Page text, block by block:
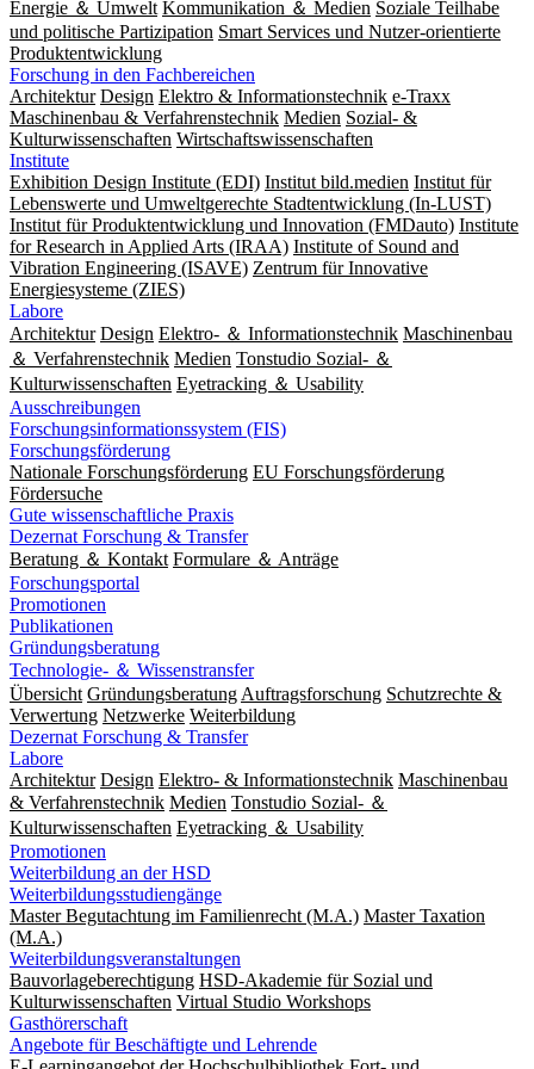
Energie ＆ Umwelt Kommunikation ＆ Medien Soziale Teilhabe
und politische Partizipation Smart Services und Nutzer-orientierte
Produktentwicklung
Forschung in den Fachbereichen
Architektur Design Elektro & Informationstechnik e-Traxx
Maschinenbau & Verfahrenstechnik Medien Sozial- &
Kulturwissenschaften Wirtschaftswissenschaften
Institute
Exhibition Design Institute (EDI) Institut bild.medien Institut für
Lebenswerte und Umweltgerechte Stadtentwicklung (In-LUST)
Institut für Produktentwicklung und Innovation (FMDauto) Institute
for Research in Applied Arts (IRAA) Institute of Sound and
Vibration Engineering (ISAVE) Zentrum für Innovative
Energiesysteme (ZIES)
Labore
Architektur Design Elektro- ＆ Informationstechnik Maschinenbau
＆ Verfahrenstechnik Medien Tonstudio Sozial- ＆
Kulturwissenschaften Eyetracking ＆ Usability
Ausschreibungen
Forschungsinformationssystem (FIS)
Forschungsförderung
Nationale Forschungsförderung EU Forschungsförderung
Fördersuche
Gute wissenschaftliche Praxis
Dezernat Forschung & Transfer
Beratung ＆ Kontakt Formulare ＆ Anträge
Forschungsportal
Promotionen
Publikationen
Gründungsberatung
Technologie- ＆ Wissenstransfer
Übersicht Gründungsberatung Auftragsforschung Schutzrechte &
Verwertung Netzwerke Weiterbildung
Dezernat Forschung & Transfer
Labore
Architektur Design Elektro- & Informationstechnik Maschinenbau
& Verfahrenstechnik Medien Tonstudio Sozial- ＆
Kulturwissenschaften Eyetracking ＆ Usability
Promotionen
Weiterbildung an der HSD
Weiterbildungsstudiengänge
Master Begutachtung im Familienrecht (M.A.) Master Taxation
(M.A.)
Weiterbildungsveranstaltungen
Bauvorlageberechtigung HSD-Akademie für Sozial und
Kulturwissenschaften Virtual Studio Workshops
Gasthörerschaft
Angebote für Beschäftigte und Lehrende